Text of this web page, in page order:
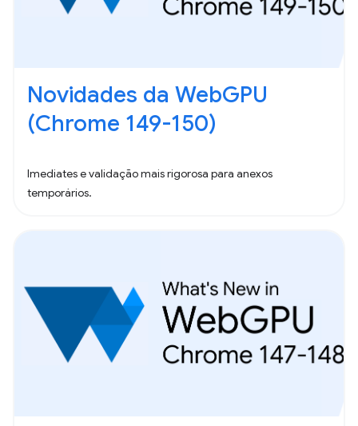
Novidades da WebGPU
(Chrome 149-150)
Imediates e validação mais rigorosa para anexos
temporários.